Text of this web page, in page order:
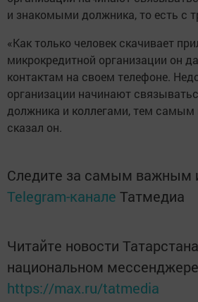
и знакомыми должника, то есть с
«Как только человек скачивает
микрокредитной организации он
контактам на своем телефоне.
организации начинают
должника и коллегами, тем
сказал он.
Следите за самым важным
Telegram-канале Татмедиа
Читайте новости
национальном
https://max.ru/tatmedia